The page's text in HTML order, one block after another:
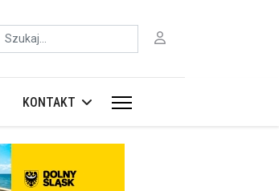
Szukaj
KONTAKT